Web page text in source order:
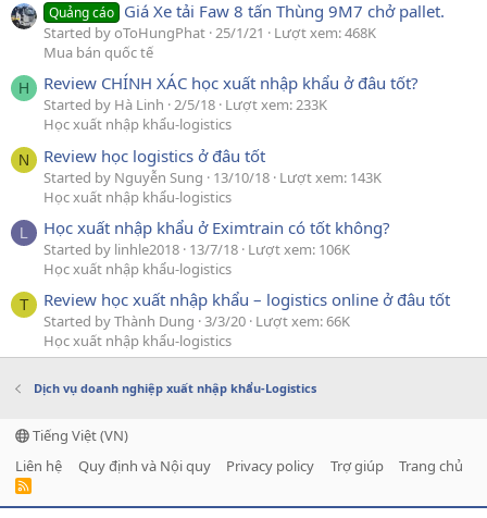
Quảng cáo Giá Xe tải Faw 8 tấn Thùng 9M7 chở pallet.
Started by oToHungPhat 25/1/21
Lượt xem: 468K
Mua bán quốc tế
H Review CHÍNH XÁC học xuất nhập khẩu ở đâu tốt?
Started by Hà Linh 2/5/18 Lượt xem: 233K
Học xuất nhập khẩu-logistics
N Review học logistics ở đâu tốt
Started by Nguyễn Sung 13/10/18 Lượt xem: 143K
Học xuất nhập khẩu-logistics
L Học xuất nhập khẩu ở Eximtrain có tốt không?
Started by linhle2018 13/7/18 Lượt xem: 106K
Học xuất nhập khẩu-logistics
T Review học xuất nhập khẩu – logistics online ở đâu tốt
Started by Thành Dung 3/3/20 Lượt xem: 66K
Học xuất nhập khẩu-logistics
Dịch vụ doanh nghiệp xuất nhập khẩu-Logistics
Tiếng Việt (VN)
Liên hệ
Quy định và Nội quy Privacy policy Trợ giúp Trang chủ
R